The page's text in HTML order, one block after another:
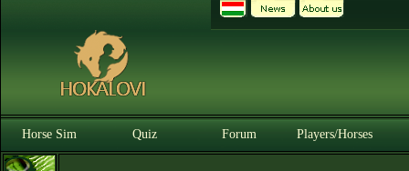
Horse Sim Quiz Forum Players/Horses